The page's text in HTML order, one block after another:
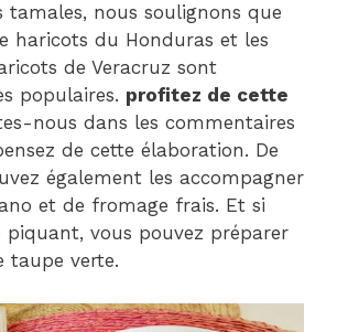
tamales, nous soulignons que
haricots du Honduras et les
de Veracruz sont
populaires. profitez de cette
nous dans les commentaires
de cette élaboration. De
également les accompagner
et de fromage frais. Et si
piquant, vous pouvez préparer
taupe verte.